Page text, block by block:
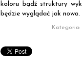
koloru bądź struktury
będzie wyglądać jak
Kategoria: